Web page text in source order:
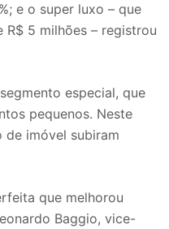
e o super luxo – que
R$ 5 milhões – registrou
especial, que
pequenos. Neste
de imóvel subiram
que melhorou
Baggio, vice-